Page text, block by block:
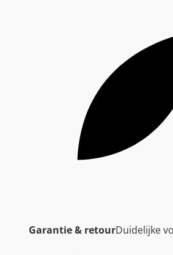
Garantie & retourDuidelijke